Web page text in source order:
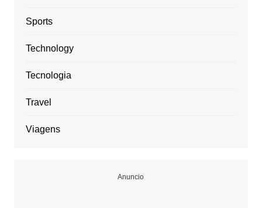
Sports
Technology
Tecnologia
Travel
Viagens
Anuncio